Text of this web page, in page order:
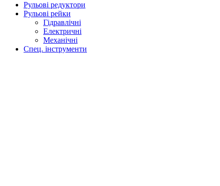
Рульові редуктори
Рульові рейки
Гідравлічні
Електричні
Механічні
Спец. інструменти